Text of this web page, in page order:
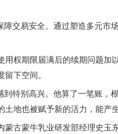
交易安全。通过塑造多元市
权期限届满后的续期问题加
下空间。
特别高兴。他算了一笔账，
地也被赋予新的活力，能产
蒙古蒙牛乳业研发部经理史玉